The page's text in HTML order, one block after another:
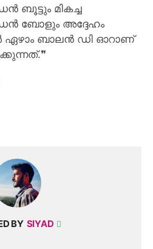
ബൂട്ടും മികച്ച
ബോളും അദ്ദേഹം
ഏഴാം ബാലൻ ഡി ഓറാണ്
BY SIYAD